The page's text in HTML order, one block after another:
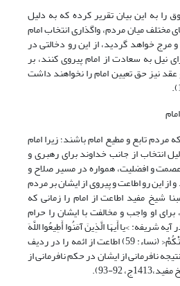
را به این بیان تقریر کرده که به دلیل
مختلف میان مردم، واگذاری انتخاب امام
خواهد گردید، از این رو دخالتی در
نیل به سعادت از امام پیروی کنند، بر
نیز حق تعیین امام را نخواهند داشت
تابع و مطیع امام باشند؛ زیرا امام
انتخاب از جانب خداوند برای رهبری و
عصمت و افضلیت، همواره در مسیر صلاح و
این رو اطاعت و پیروی از ایشان بر مردم
شیخ مفید اطاعت از امام را زمانی که
او واجب و مخالفت با ایشان را حرام
شریفه: >یا أَیهَا الَّذِینَ آمَنُوا أَطِیعُوا اللَّهَ
وَأَطِیعُوا الرَّسُولَ وَأُولِی الْأَمْرِ مِنْکُمْ< (نساء: 59) اطاعت از ائمه را در ردیف
نافرمانی از ایشان در حکم نافرمانی از
92-93).